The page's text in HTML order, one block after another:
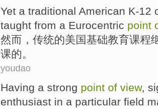
Yet a traditional American K-12
taught from a Eurocentric point
然而， 传统的美国基础教育课程
课的。
youdao
Having a strong point of view,
enthusiast in a particular field